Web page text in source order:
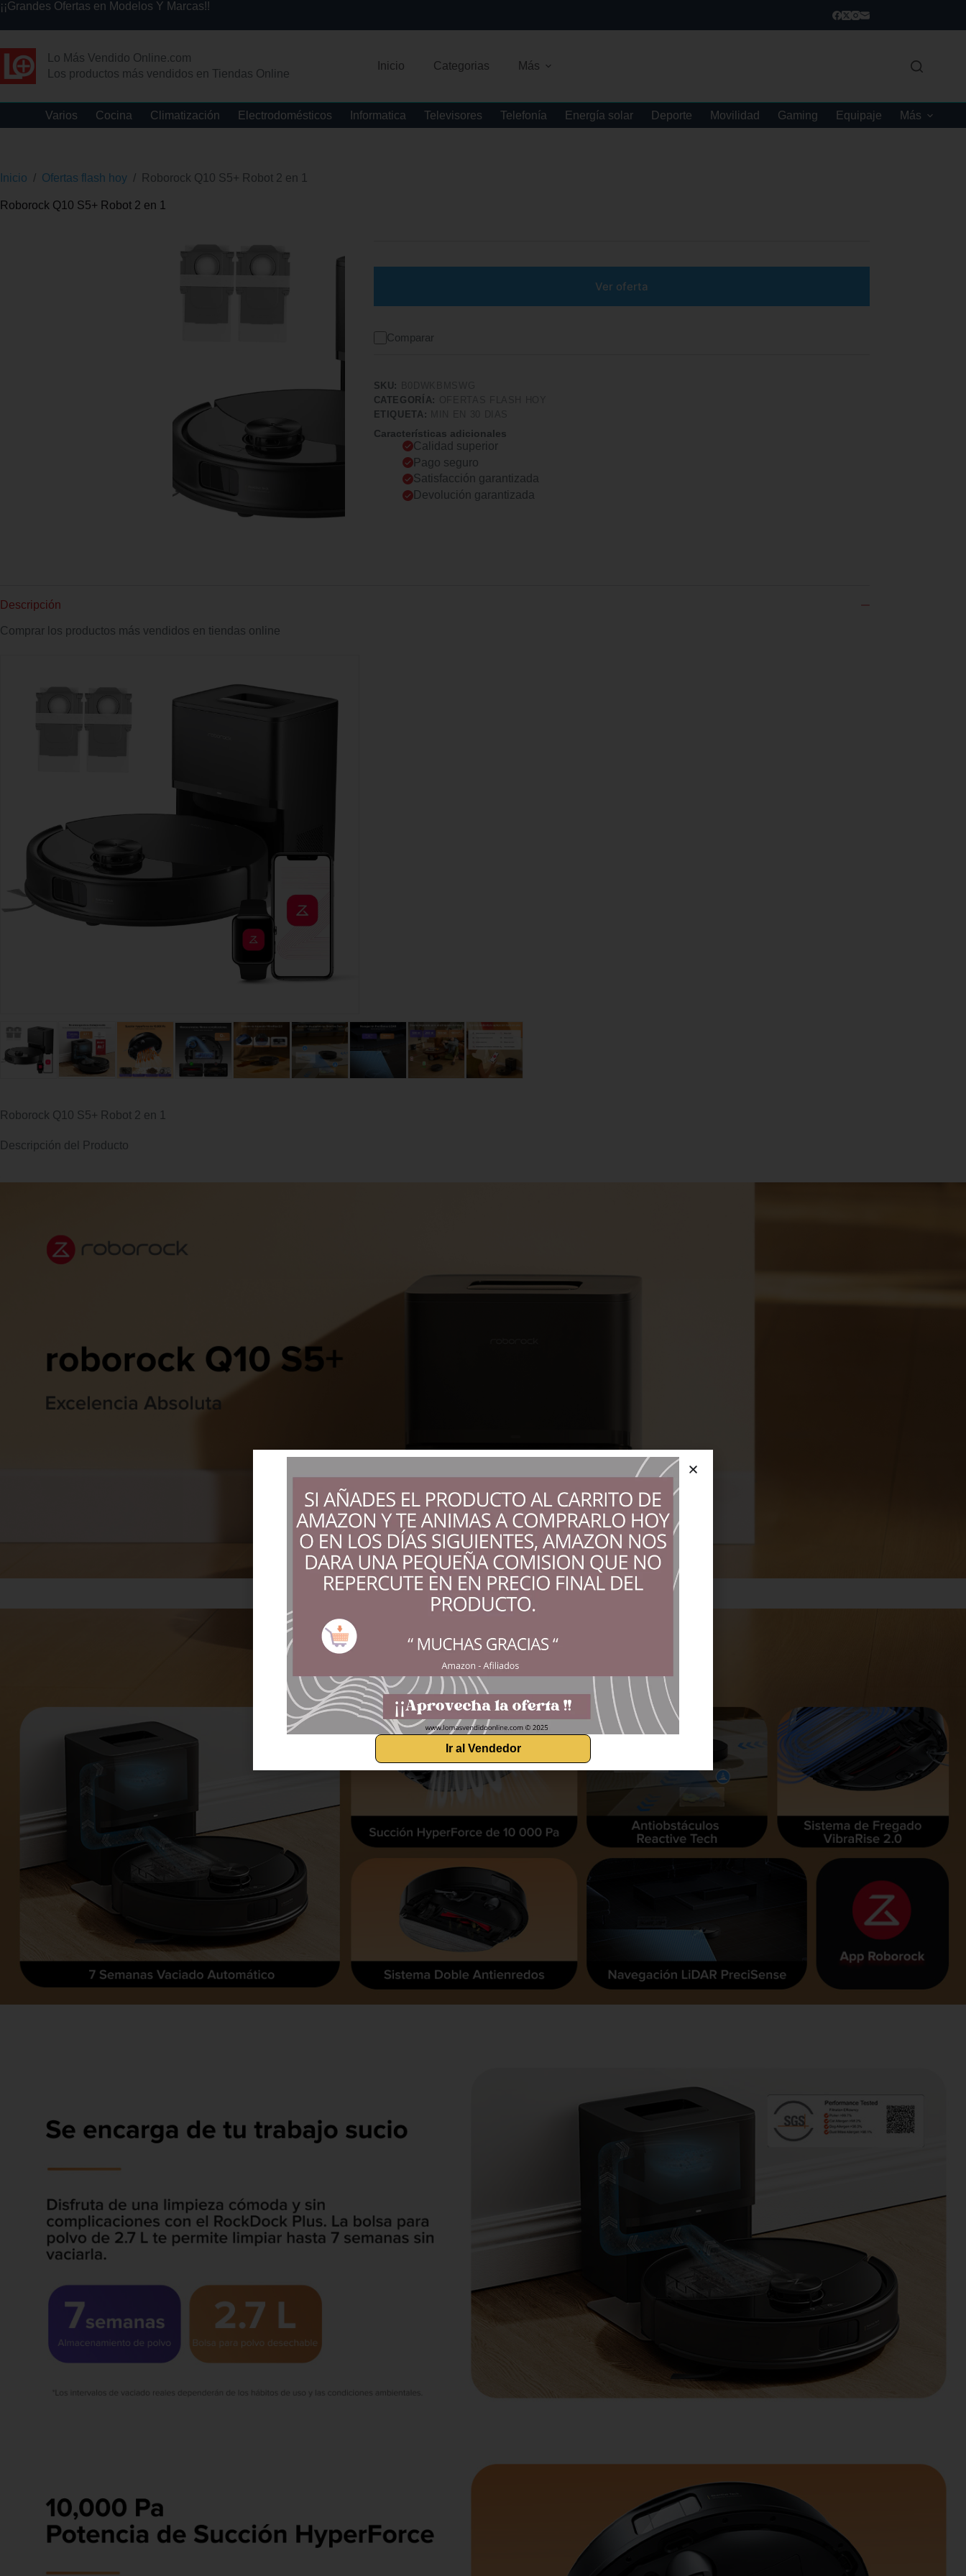
¡¡Grandes Ofertas en Modelos Y Marcas!!
Lo Más Vendido Online.com
Los productos más vendidos en Tiendas Online
Inicio Categorias Más
Varios Cocina Climatización Electrodomésticos Informatica Televisores Telefonía Energía solar Deporte Movilidad Gaming Equipaje Más
Inicio / Ofertas flash hoy / Roborock Q10 S5+ Robot 2 en 1
Roborock Q10 S5+ Robot 2 en 1
Ver oferta
Comparar
SKU:
CATEGORÍA:
ETIQUETA:
Características adicionales
Calidad superior
Pago seguro
Satisfacción garantizada
Devolución garantizada
Descripción
Comprar los productos más vendidos en tiendas online
Roborock Q10 S5+ Robot 2 en 1
Descripción del Producto
Ir al Vendedor